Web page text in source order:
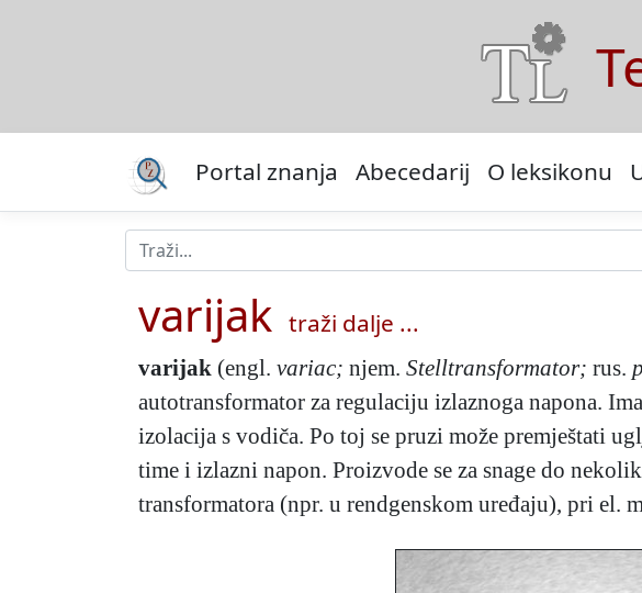
Portal znanja Abecedarij O leksikonu
varijak traži dalje ...
varijak (engl. variac; njem. Stelltransformator; rus.
autotransformator za regulaciju izlaznoga napona.
izolacija s vodiča. Po toj se pruzi može premještati
time i izlazni napon. Proizvode se za snage do
transformatora (npr. u rendgenskom uređaju), pri el.